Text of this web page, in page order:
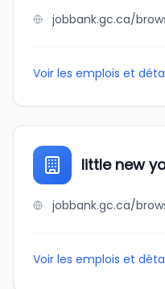
Voir les emplois et
little new
Voir les emplois et